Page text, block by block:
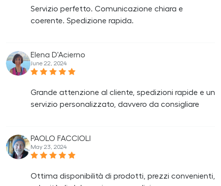
Servizio perfetto. Comunicazione chiara e
coerente. Spedizione rapida.
Elena D'Acierno
June 22, 2024
Grande attenzione al cliente, spedizioni rapide e un
servizio personalizzato, davvero da consigliare
PAOLO FACCIOLI
May 23, 2024
Ottima disponibilità di prodotti, prezzi convenienti,